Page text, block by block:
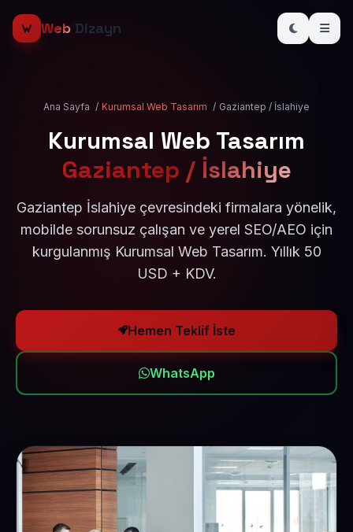
Web Dizayn
Ana Sayfa / Kurumsal Web Tasarım / Gaziantep / İslahiye
Kurumsal Web Tasarım
Gaziantep / İslahiye
Gaziantep İslahiye çevresindeki firmalara yönelik,
mobilde sorunsuz çalışan ve yerel SEO/AEO için
kurgulanmış Kurumsal Web Tasarım. Yıllık 50
USD + KDV.
Hemen Teklif İste
WhatsApp